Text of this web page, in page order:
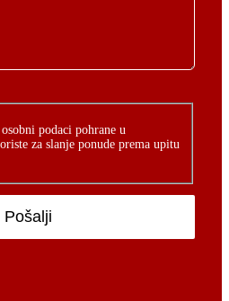
podaci pohrane u
za slanje ponude prema upitu
Pošalji